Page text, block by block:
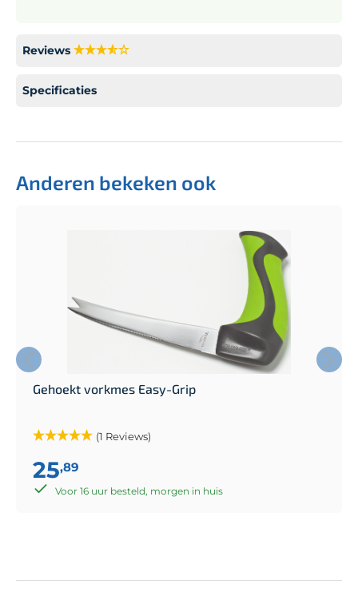
Reviews
Specificaties
Anderen bekeken ook
Gehoekt vorkmes Easy-Grip
(1 Reviews)
25,89
Voor 16 uur besteld, morgen in huis